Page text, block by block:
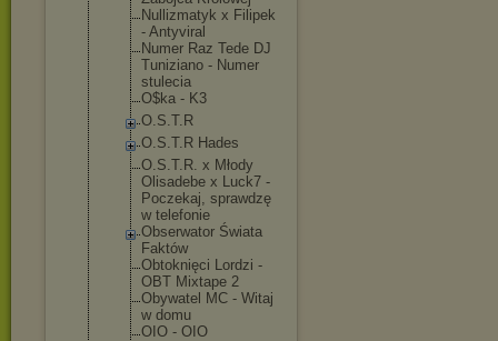
Nullizmatyk x Filipek
- Antyviral
Numer Raz Tede DJ
Tuniziano - Numer
stulecia
O$ka - K3
O.S.T.R
O.S.T.R Hades
O.S.T.R. x Młody
Olisadebe x Luck7 -
Poczekaj, sprawdzę
w telefonie
Obserwator Świata
Faktów
Obtoknięci Lordzi -
OBT Mixtape 2
Obywatel MC - Witaj
w domu
OIO - OIO